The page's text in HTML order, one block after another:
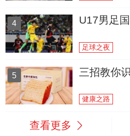
4 U17男足
足球之夜
5 三招教你
健康之路
查看更多